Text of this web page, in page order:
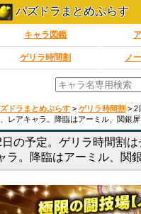
パズドラまとめぷらす
キャラ図鑑
ゲリラ時間割 ノ
ドラまとめぷらす > ゲリラ時間割 > 2
レアキャラ。降臨はアーミル、関銀
日の予定。ゲリラ時間割
ラ。降臨はアーミル、関